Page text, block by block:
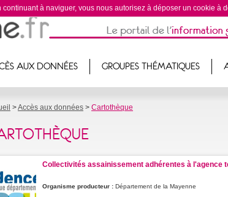
à naviguer, vous nous autorisez à déposer un cookie à
AUX DONNÉES GROUPES THÉMATIQUES
>Accès aux données > Cartothèque
Collectivités assainissement adhérentes à l'agence
Organisme producteur : Département de la Mayenne